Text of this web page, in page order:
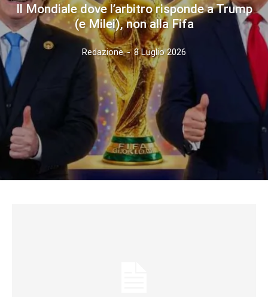
Il Mondiale dove l’arbitro risponde a Trump
(e Milei), non alla Fifa
Redazione - 8 Luglio 2026